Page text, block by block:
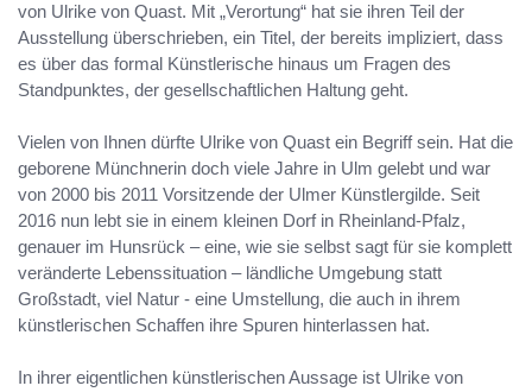
von Ulrike von Quast. Mit „Verortung“ hat sie ihren Teil der
Ausstellung überschrieben, ein Titel, der bereits impliziert, dass
es über das formal Künstlerische hinaus um Fragen des
Standpunktes, der gesellschaftlichen Haltung geht.
Vielen von Ihnen dürfte Ulrike von Quast ein Begriff sein. Hat die
geborene Münchnerin doch viele Jahre in Ulm gelebt und war
von 2000 bis 2011 Vorsitzende der Ulmer Künstlergilde. Seit
2016 nun lebt sie in einem kleinen Dorf in Rheinland-Pfalz,
genauer im Hunsrück – eine, wie sie selbst sagt für sie komplett
veränderte Lebenssituation – ländliche Umgebung statt
Großstadt, viel Natur - eine Umstellung, die auch in ihrem
künstlerischen Schaffen ihre Spuren hinterlassen hat.
In ihrer eigentlichen künstlerischen Aussage ist Ulrike von